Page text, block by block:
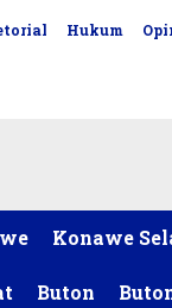
Hukum
Konawe
Buton